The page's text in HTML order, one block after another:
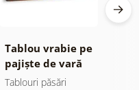
Tablou vrabie pe
pajiște de vară
Tablouri păsări